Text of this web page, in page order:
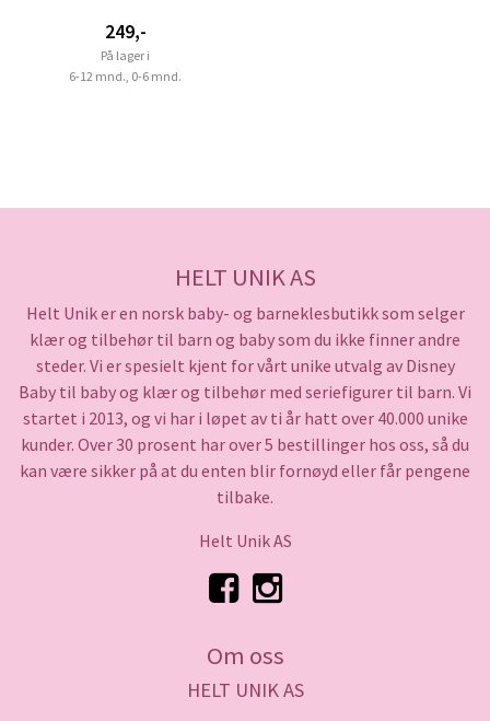
249,-
På lager i
6-12 mnd., 0-6 mnd.
HELT UNIK AS
Helt Unik er en norsk baby- og barneklesbutikk som selger
klær og tilbehør til barn og baby som du ikke finner andre
steder. Vi er spesielt kjent for vårt unike utvalg av Disney
Baby til baby og klær og tilbehør med seriefigurer til barn. Vi
startet i 2013, og vi har i løpet av ti år hatt over 40.000 unike
kunder. Over 30 prosent har over 5 bestillinger hos oss, så du
kan være sikker på at du enten blir fornøyd eller får pengene
tilbake.
Helt Unik AS
Om oss
HELT UNIK AS